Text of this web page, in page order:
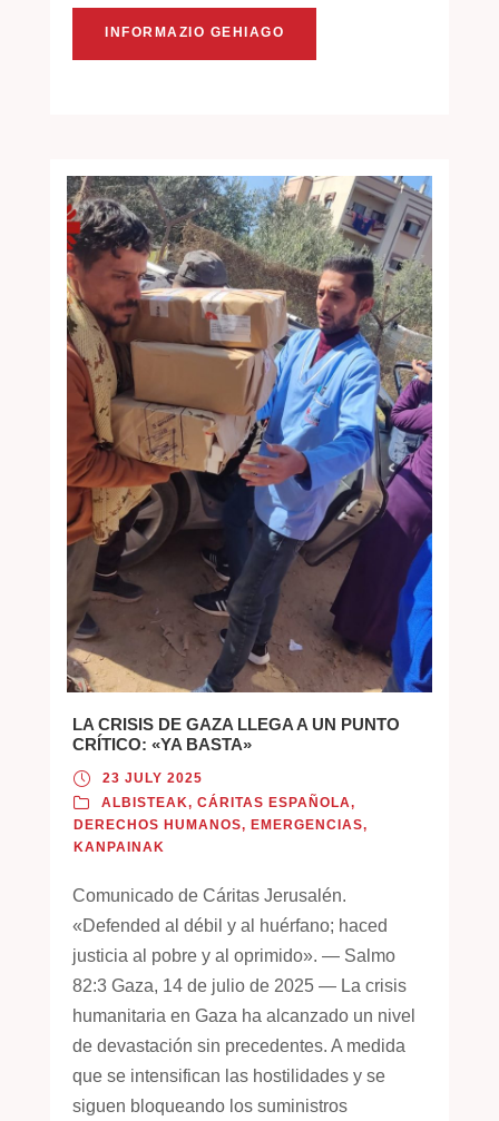
INFORMAZIO GEHIAGO
LA CRISIS DE GAZA LLEGA A UN PUNTO
CRÍTICO: «YA BASTA»
23 JULY 2025
ALBISTEAK, CÁRITAS ESPAÑOLA,
DERECHOS HUMANOS, EMERGENCIAS,
KANPAINAK
Comunicado de Cáritas Jerusalén.
«Defended al débil y al huérfano; haced
justicia al pobre y al oprimido». — Salmo
82:3 Gaza, 14 de julio de 2025 — La crisis
humanitaria en Gaza ha alcanzado un nivel
de devastación sin precedentes. A medida
que se intensifican las hostilidades y se
siguen bloqueando los suministros